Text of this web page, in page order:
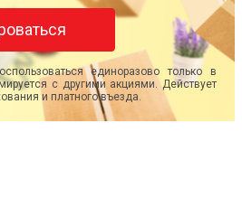
единоразово только в
с другими акциями. Действует
и платного въезда.